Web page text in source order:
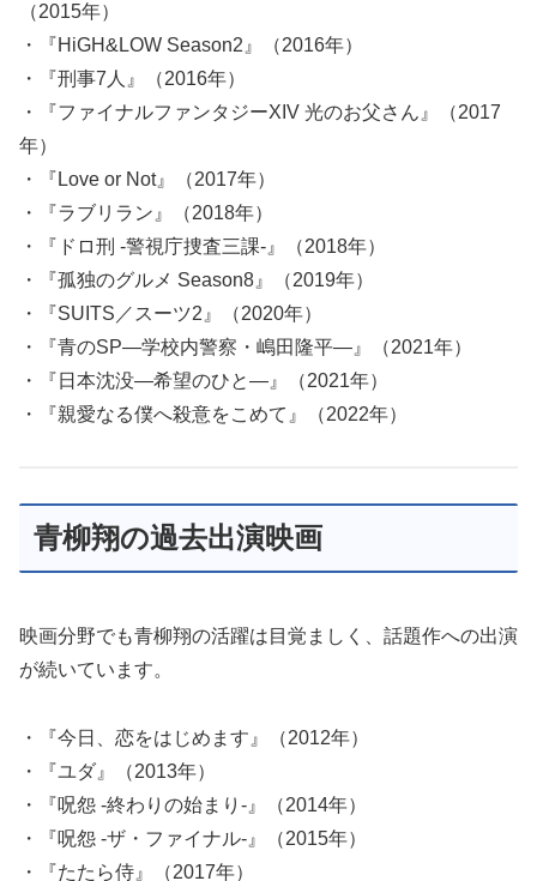
（2015年）
・『HiGH&LOW Season2』（2016年）
・『刑事7人』（2016年）
・『ファイナルファンタジーXIV 光のお父さん』（2017
年）
・『Love or Not』（2017年）
・『ラブリラン』（2018年）
・『ドロ刑 -警視庁捜査三課-』（2018年）
・『孤独のグルメ Season8』（2019年）
・『SUITS／スーツ2』（2020年）
・『青のSP―学校内警察・嶋田隆平―』（2021年）
・『日本沈没―希望のひと―』（2021年）
・『親愛なる僕へ殺意をこめて』（2022年）
青柳翔の過去出演映画
映画分野でも青柳翔の活躍は目覚ましく、話題作への出演
が続いています。
・『今日、恋をはじめます』（2012年）
・『ユダ』（2013年）
・『呪怨 -終わりの始まり-』（2014年）
・『呪怨 -ザ・ファイナル-』（2015年）
・『たたら侍』（2017年）